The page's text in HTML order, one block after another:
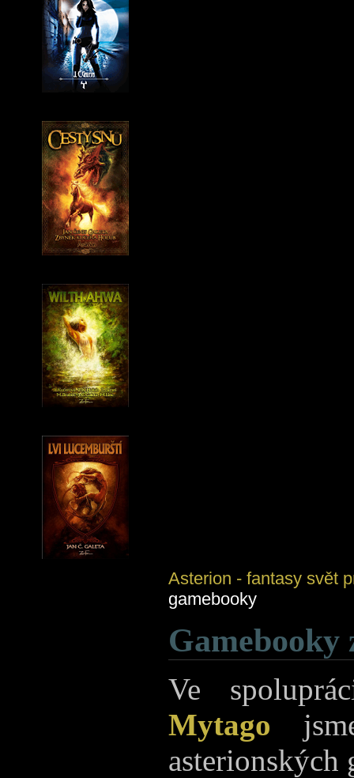
Asterion - fantasy svět
gamebooky
Gamebooky
Ve
Mytago
asterionských